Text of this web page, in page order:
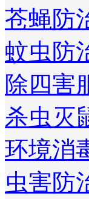
苍蝇防
蚊虫防
除四害
杀虫灭
环境消
虫害防